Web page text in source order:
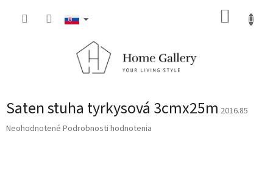
Saten stuha tyrkysová 3cmx25m 2016.85
Priemerné
Neohodnotené Podrobnosti hodnotenia